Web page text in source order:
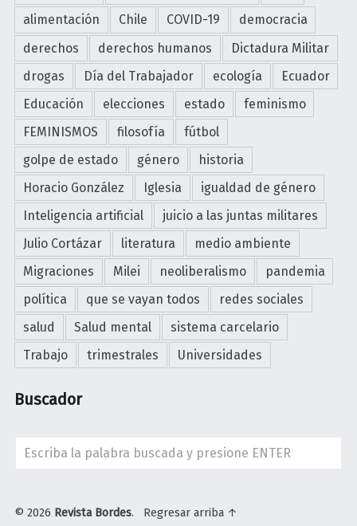
alimentación
Chile COVID-19
democracia
derechos
derechos humanos
Dictadura Militar
drogas
Día del Trabajador ecología
Ecuador
Educación
elecciones estado
feminismo
FEMINISMOS
filosofía
fútbol
golpe de estado
género
historia
Horacio González
Iglesia
igualdad de género
Inteligencia artificial
juicio a las juntas militares
Julio Cortázar
literatura
medio ambiente
Migraciones
Milei neoliberalismo
pandemia
política
que se vayan todos
redes sociales
salud
Salud mental
sistema carcelario
Trabajo
trimestrales Universidades
Buscador
Search
© 2026 Revista Bordes. Regresar arriba ↑